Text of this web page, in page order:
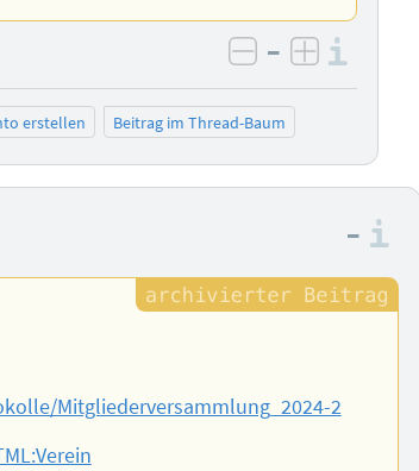
negativ
– positiv
erstellen Beitrag im Thread-Baum
–
Mitgliederversammlung_2024-2